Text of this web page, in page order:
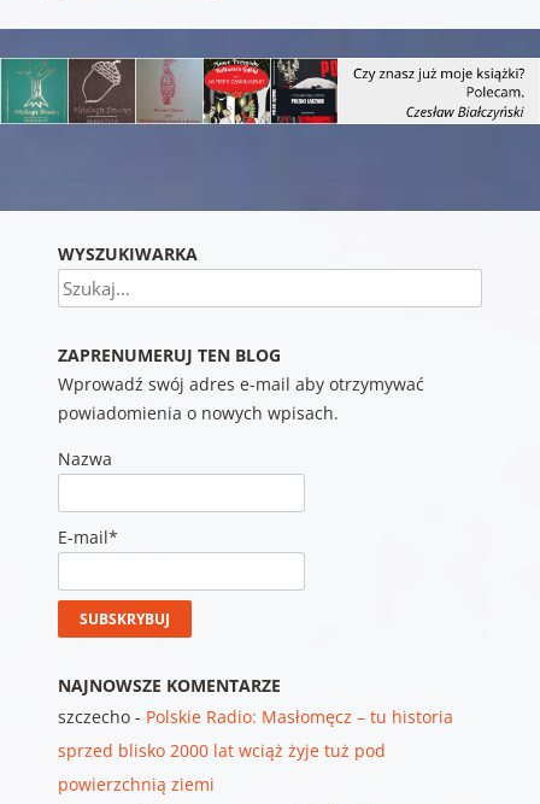
WYSZUKIWARKA
Szukaj
ZAPRENUMERUJ TEN BLOG
Wprowadź swój adres e-mail aby otrzymywać
powiadomienia o nowych wpisach.
Nazwa
E-mail*
NAJNOWSZE KOMENTARZE
szczecho- Polskie Radio: Masłomęcz – tu historia
sprzed blisko 2000 lat wciąż żyje tuż pod
powierzchnią ziemi